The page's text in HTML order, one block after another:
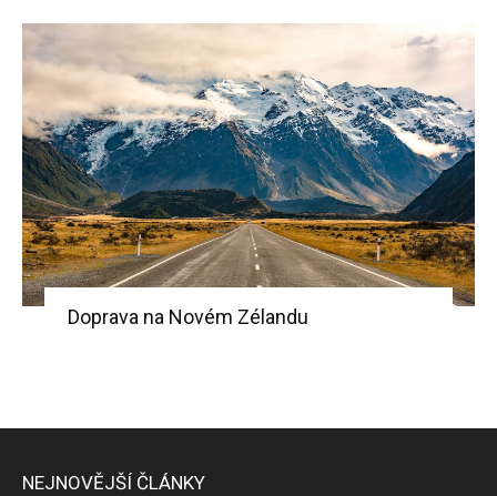
Doprava na Novém Zélandu
NEJNOVĚJŠÍ ČLÁNKY